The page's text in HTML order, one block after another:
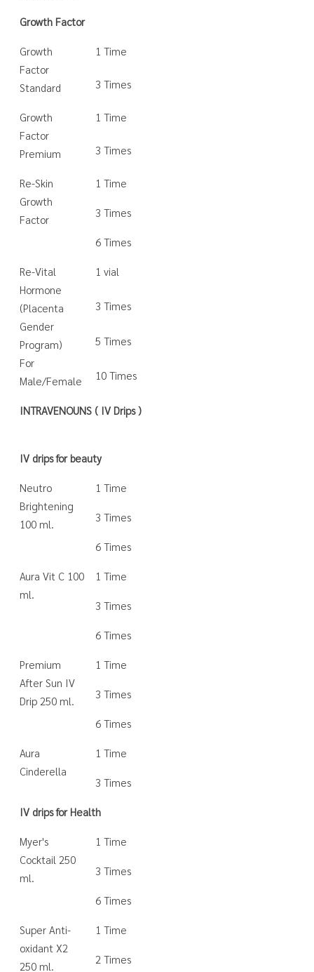
Growth Factor
Growth
Factor
Standard
1 Time
3 Times
Growth
Factor
Premium
1 Time
3 Times
Re-Skin
Growth
Factor
1 Time
3 Times
6 Times
Re-Vital
Hormone
(Placenta
Gender
Program)
For
Male/Female
1 vial
3 Times
5 Times
10 Times
INTRAVENOUNS ( IV Drips )
IV drips for beauty
Neutro
Brightening
100 ml.
1 Time
3 Times
6 Times
Aura Vit C 100
ml.
1 Time
3 Times
6 Times
Premium
After Sun IV
Drip 250 ml.
1 Time
3 Times
6 Times
Aura
Cinderella
1 Time
3 Times
IV drips for Health
Myer's
Cocktail 250
ml.
1 Time
3 Times
6 Times
Super Anti-
oxidant X2
250 ml.
1 Time
2 Times